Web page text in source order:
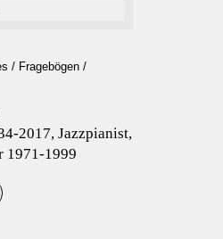
/ Fragebögen /
2017, Jazzpianist,
1971-1999